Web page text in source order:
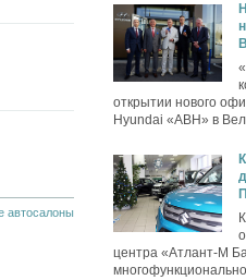
автосалоны
открытии нового
Hyundai «АВН» в
центра «Атлант-М